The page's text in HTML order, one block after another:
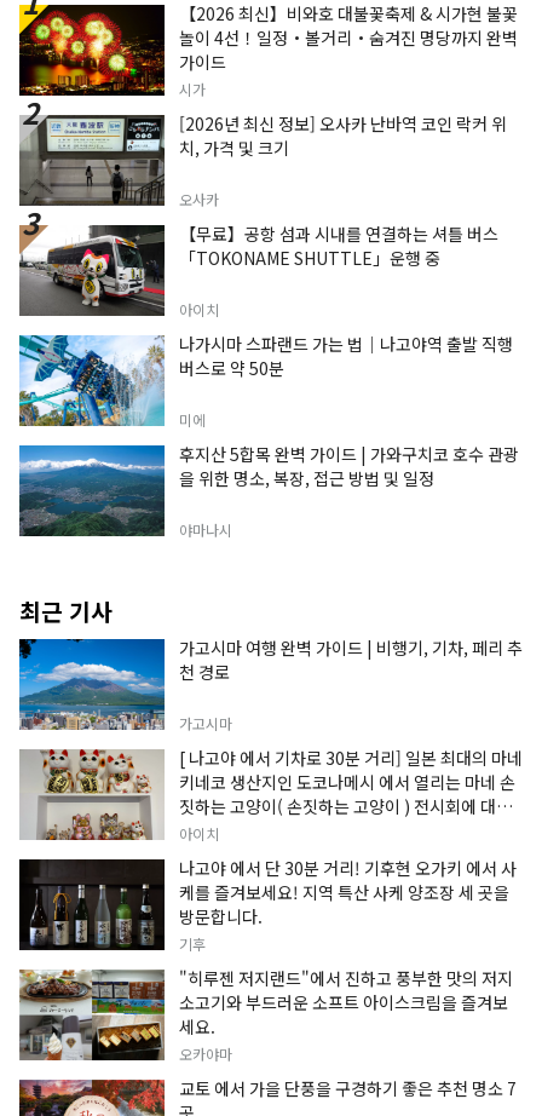
【2026 최신】비와호 대불꽃축제 & 시가현 불꽃
놀이 4선！일정・볼거리・숨겨진 명당까지 완벽
가이드
시가
[2026년 최신 정보] 오사카 난바역 코인 락커 위
치, 가격 및 크기
오사카
【무료】공항 섬과 시내를 연결하는 셔틀 버스
「TOKONAME SHUTTLE」운행 중
아이치
나가시마 스파랜드 가는 법｜나고야역 출발 직행
버스로 약 50분
미에
후지산 5합목 완벽 가이드 | 가와구치코 호수 관광
을 위한 명소, 복장, 접근 방법 및 일정
야마나시
최근 기사
가고시마 여행 완벽 가이드 | 비행기, 기차, 페리 추
천 경로
가고시마
[ 나고야 에서 기차로 30분 거리] 일본 최대의 마네
키네코 생산지인 도코나메시 에서 열리는 마네 손
짓하는 고양이( 손짓하는 고양이 ) 전시회에 대한
정보입니다.
아이치
나고야 에서 단 30분 거리! 기후현 오가키 에서 사
케를 즐겨보세요! 지역 특산 사케 양조장 세 곳을
방문합니다.
기후
"히루젠 저지랜드"에서 진하고 풍부한 맛의 저지
소고기와 부드러운 소프트 아이스크림을 즐겨보
세요.
오카야마
교토 에서 가을 단풍을 구경하기 좋은 추천 명소 7